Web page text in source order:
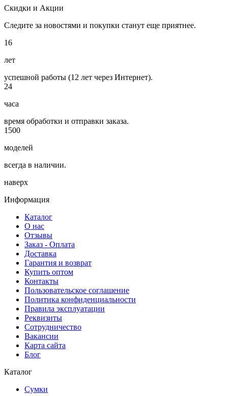
Скидки и Акции
Следите за новостями и покупки станут еще приятнее.
16
лет
успешной работы (12 лет через Интернет).
24
часа
время обработки и отправки заказа.
1500
моделей
всегда в наличии.
наверх
Информация
Каталог
О нас
Отзывы
Заказ - Оплата
Доставка
Гарантия и возврат
Купить оптом
Контакты
Пользовательское соглашение
Политика конфиденциальности
Правила эксплуатации
Реквизиты
Сотрудничество
Вакансии
Карта сайта
Блог
Каталог
Сумки